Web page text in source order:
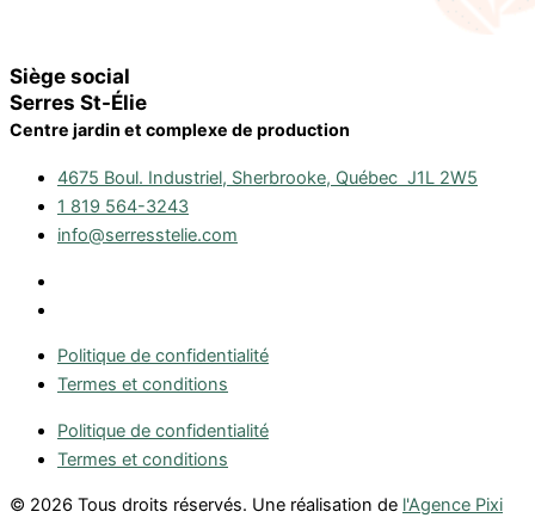
Siège social
Serres St-Élie
Centre jardin et complexe de production
4675 Boul. Industriel, Sherbrooke, Québec J1L 2W5
1 819 564-3243
info@serresstelie.com
Politique de confidentialité
Termes et conditions
Politique de confidentialité
Termes et conditions
© 2026 Tous droits réservés. Une réalisation de l'Agence Pixi